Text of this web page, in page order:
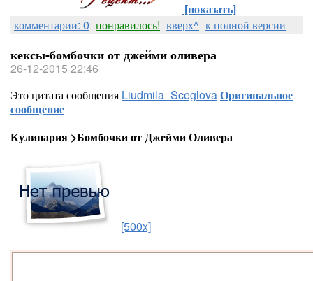
[показать]
комментарии: 0 понравилось! вверх^ к полной версии
кексы-бомбочки от джейми оливера
26-12-2015 22:46
Это цитата сообщения Liudmila_SceglovaОригинальное
сообщение
Кулинария >Бомбочки от Джейми Оливера
[500x]